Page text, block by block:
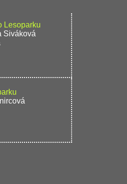
Lesoparku
Siváková